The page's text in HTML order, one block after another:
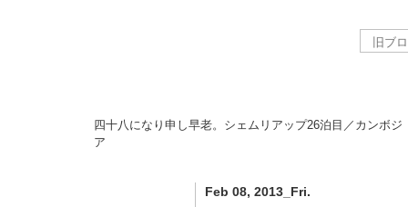
四十八になり申し早老。シェムリアップ26泊目／カンボジ
ア
Feb 08, 2013_Fri.